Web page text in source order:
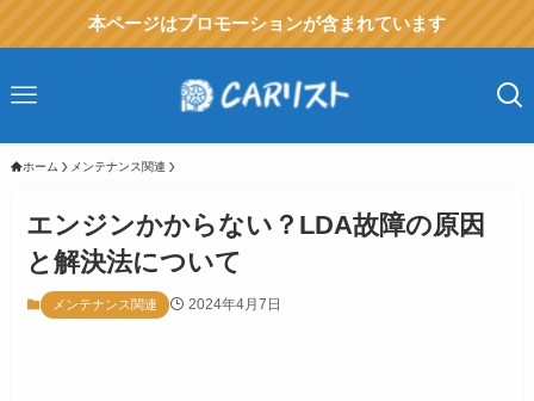
本ページはプロモーションが含まれています
ホーム メンテナンス関連
エンジンかからない？LDA故障の原因
と解決法について
メンテナンス関連 2024年4月7日